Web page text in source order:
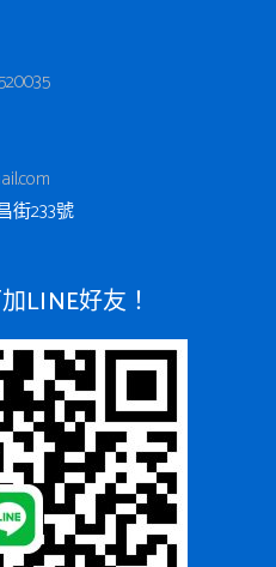
街233號
LINE好友！